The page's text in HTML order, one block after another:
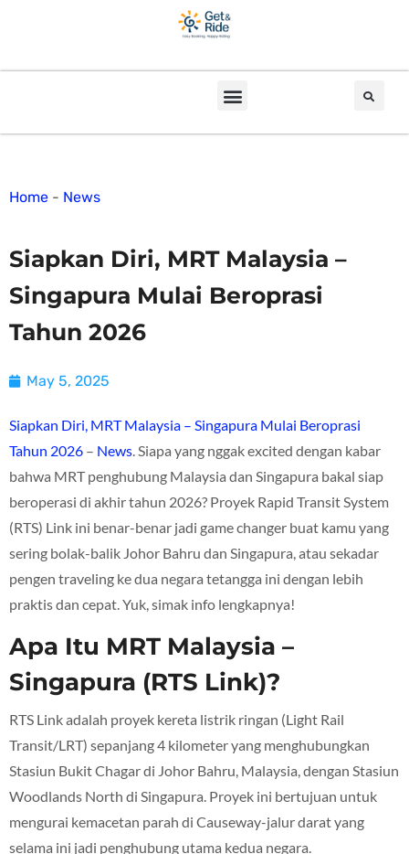
Home - News
Siapkan Diri, MRT Malaysia –
Singapura Mulai Beroprasi
Tahun 2026
May 5, 2025
Siapkan Diri, MRT Malaysia – Singapura Mulai Beroprasi
Tahun 2026 – News. Siapa yang nggak excited dengan kabar
bahwa MRT penghubung Malaysia dan Singapura bakal siap
beroperasi di akhir tahun 2026? Proyek Rapid Transit System
(RTS) Link ini benar-benar jadi game changer buat kamu yang
sering bolak-balik Johor Bahru dan Singapura, atau sekadar
pengen traveling ke dua negara tetangga ini dengan lebih
praktis dan cepat. Yuk, simak info lengkapnya!
Apa Itu MRT Malaysia –
Singapura (RTS Link)?
RTS Link adalah proyek kereta listrik ringan (Light Rail
Transit/LRT) sepanjang 4 kilometer yang menghubungkan
Stasiun Bukit Chagar di Johor Bahru, Malaysia, dengan Stasiun
Woodlands North di Singapura. Proyek ini bertujuan untuk
mengurai kemacetan parah di Causeway-jalur darat yang
selama ini jadi penghubung utama kedua negara.